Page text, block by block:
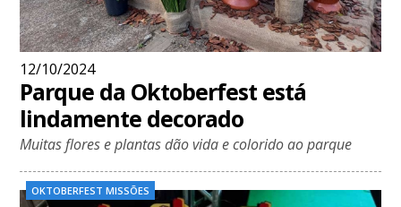
12/10/2024
Parque da Oktoberfest está
lindamente decorado
Muitas flores e plantas dão vida e colorido ao parque
OKTOBERFEST MISSÕES